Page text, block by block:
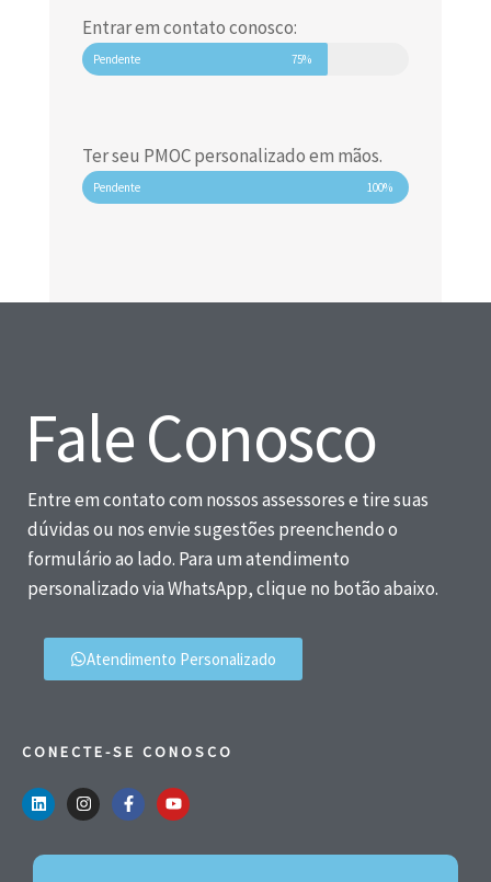
Entrar em contato conosco:
Pendente 75%
Ter seu PMOC personalizado em mãos.
Pendente 100%
Fale Conosco
Entre em contato com nossos assessores e tire suas
dúvidas ou nos envie sugestões preenchendo o
formulário ao lado. Para um atendimento
personalizado via WhatsApp, clique no botão abaixo.
Atendimento Personalizado
CONECTE-SE CONOSCO